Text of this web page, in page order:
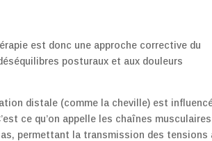
est donc une approche corrective du
posturaux et aux douleurs
distale (comme la cheville) est
ce qu’on appelle les chaînes
permettant la transmission des tensions